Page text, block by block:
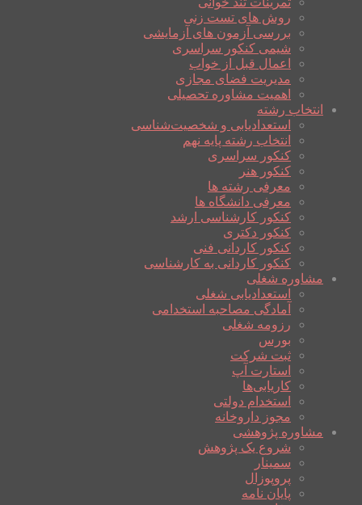
روش های تست زنی
بررسی آزمون های آزمایشی
شیمی کنکور سراسری
اعمال قبل از خواب
مدیریت فضای مجازی
اهمیت مشاوره تحصیلی
انتخاب رشته
استعدادیابی و شخصیت‌شناسی
انتخاب رشته پایه نهم
کنکور سراسری
کنکور هنر
معرفی رشته ها
معرفی دانشگاه ها
کنکور کارشناسی ارشد
کنکور دکتری
کنکور کاردانی فنی
کنکور کاردانی به کارشناسی
مشاوره شغلی
استعدادیابی شغلی
آمادگی مصاحبه استخدامی
رزومه شغلی
بورس
ثبت شرکت
استارت آپ
کاریابی‌ها
استخدام دولتی
مجوز داروخانه
مشاوره پژوهشی
شروع یک پژوهش
سمینار
پروپوزال
پایان نامه